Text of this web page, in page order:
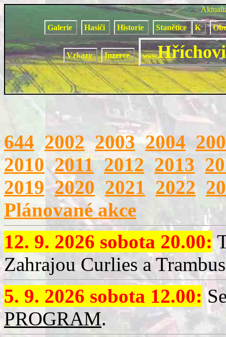
Galerie Hasiči Historie Stanětice K
Vzkazy Inzerce www.
644 2002 2003 2004
2010 2011 2012 2013
2019 2020 2021 2022
Plánované akce
12. 9. 2026 sobota 20.00:
Zahrajou Curlies a
5. 9. 2026 sobota 12.00:
PROGRAM.